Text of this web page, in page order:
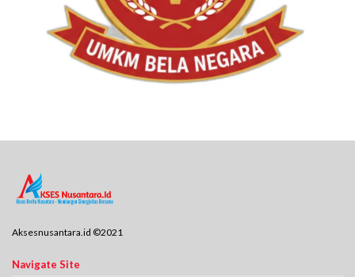
Aksesnusantara.id ©2021
Navigate Site